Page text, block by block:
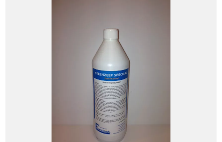
In Winkelwagen